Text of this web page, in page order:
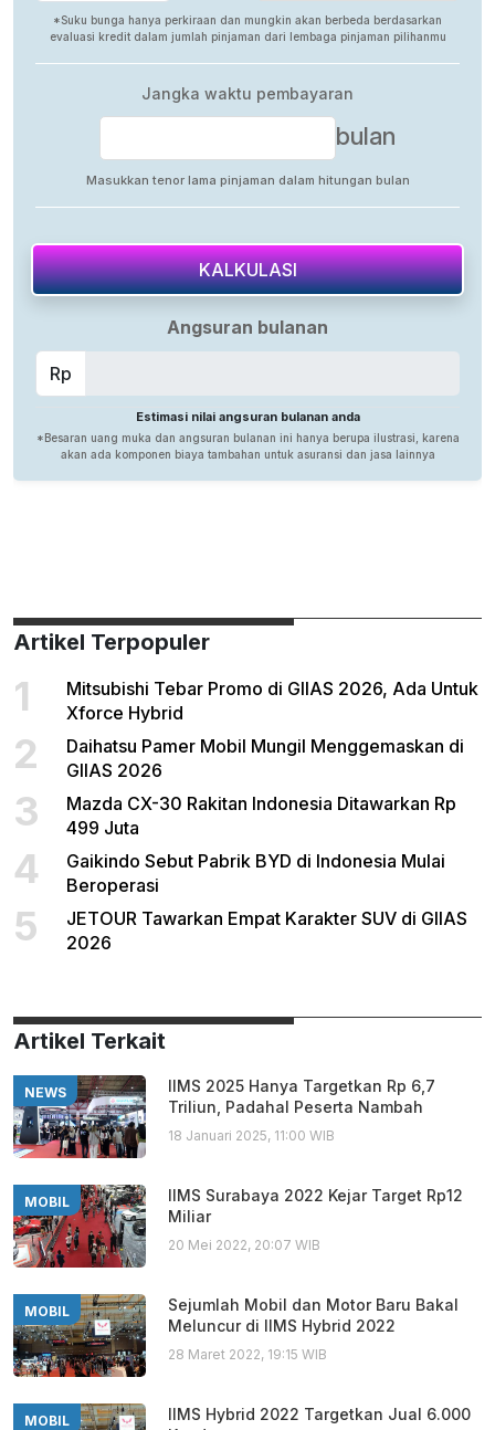
Artikel Terpopuler
1
Mitsubishi Tebar Promo di GIIAS 2026, Ada Untuk
Xforce Hybrid
2
Daihatsu Pamer Mobil Mungil Menggemaskan di
GIIAS 2026
3
Mazda CX-30 Rakitan Indonesia Ditawarkan Rp
499 Juta
4
Gaikindo Sebut Pabrik BYD di Indonesia Mulai
Beroperasi
5
JETOUR Tawarkan Empat Karakter SUV di GIIAS
2026
Artikel Terkait
NEWS
IIMS 2025 Hanya Targetkan Rp 6,7
Triliun, Padahal Peserta Nambah
18 Januari 2025, 11:00 WIB
MOBIL
IIMS Surabaya 2022 Kejar Target Rp12
Miliar
20 Mei 2022, 20:07 WIB
MOBIL
Sejumlah Mobil dan Motor Baru Bakal
Meluncur di IIMS Hybrid 2022
28 Maret 2022, 19:15 WIB
MOBIL
IIMS Hybrid 2022 Targetkan Jual 6.000